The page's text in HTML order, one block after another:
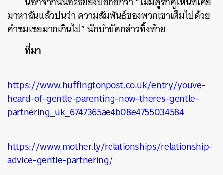
มาหาฉันแล้วบ่นว่า ความสัมพันธ์ของพวกเขาเต็มไปด้วย
คำชมเชยมากเกินไป” นักบำบัดกล่าวทิ้งท้าย
ที่มา
https://www.huffingtonpost.co.uk/entry/youve-
heard-of-gentle-parenting-now-theres-gentle-
partnering_uk_6747365ae4b08e4755034584
https://www.mother.ly/relationships/relationship-
advice-gentle-partnering/